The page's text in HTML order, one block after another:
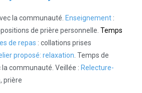
la communauté. Enseignement :
de prière personnelle.Temps
de repas : collations prises
proposé: relaxation . Temps de
la communauté. Veillée : Relecture-
prière